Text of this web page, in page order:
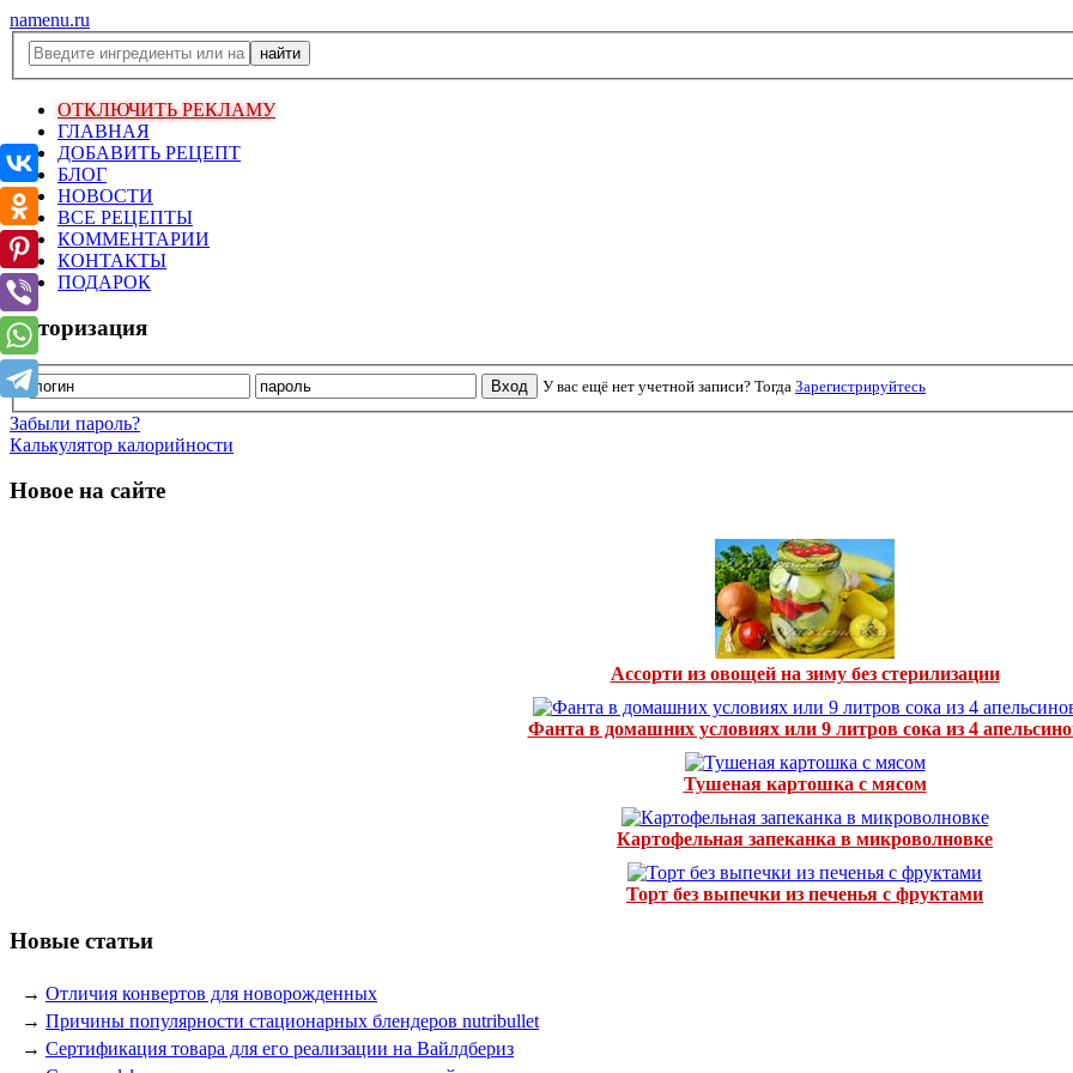
namenu.ru
ОТКЛЮЧИТЬ РЕКЛАМУ
ГЛАВНАЯ
ДОБАВИТЬ РЕЦЕПТ
БЛОГ
НОВОСТИ
ВСЕ РЕЦЕПТЫ
КОММЕНТАРИИ
КОНТАКТЫ
ПОДАРОК
Авторизация
У вас ещё нет учетной записи? Тогда Зарегистрируйтесь
Забыли пароль?
Калькулятор калорийности
Новое на сайте
Ассорти из овощей на зиму без стерилизации
Фанта в домашних условиях или 9 литров сока из 4
Тушеная картошка с мясом
Картофельная запеканка в микроволновке
Торт без выпечки из печенья с фруктами
Новые статьи
→ Отличия конвертов для новорожденных
→ Причины популярности стационарных блендеров nutribullet
→ Сертификация товара для его реализации на Вайлдбериз